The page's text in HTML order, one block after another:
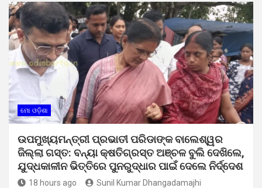
ମୋ ଓଡ଼ିଶା
ଉପମୁଖ୍ୟମନ୍ତ୍ରୀ ପ୍ରଭାତୀ ପରିଡାଙ୍କ ବାଲେଶ୍ୱର
ଜିଲ୍ଲା ଗସ୍ତ: ବନ୍ୟା କ୍ଷତିଗ୍ରସ୍ତ ଅଞ୍ଚଳ ବୁଲି ଦେଖିଲେ,
ଯୁଦ୍ଧକାଳୀନ ଭିତ୍ତିରେ ପୁନରୁଦ୍ଧାର ପାଇଁ ଦେଲେ ନିର୍ଦ୍ଦେଶ
18 hours ago Sunil Kumar Dhangadamajhi